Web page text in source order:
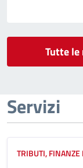
Tutte
Servizi
TRIBUTI, FINANZE